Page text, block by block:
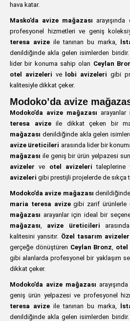
hava katar.
Masko’da avize mağazası
profesyonel hizmetleri ve geniş
teresa avize ile tanınan bu marka,
denildiğinde akla gelen isimlerden biridir.
lider bir konuma sahip olan Ceylan
otel avizeleri ve lobi avizeleri gibi
kalitesiyle dikkat çeker.
Modoko’da avize
Modoko’da avize mağazası arayanlar
teresa avizeile dikkat çeken bir
mağazası denildiğinde akla gelen
avize üreticileri arasında lider bir
mağazası ile geniş bir ürün yelpazesi
avizeler ve otel avizeleri taleplerine
avizeleri gibi prestijli projelerde de sıkça
Modoko’da avize mağazası denildiğinde
maria teresa avizegibi zarif ürünlerle
mağazası arayanlar için ideal bir
mağazası, avize üreticileri
kalitesini yansıtır. Özel tasarım avizeler
gerçeğe dönüştüren Ceylan Bronz, otel
gibi alanlarda profesyonel bir yaklaşım
dikkat çeker.
Modoko’da avize mağazası
geniş ürün yelpazesi ve profesyonel
teresa avize ile tanınan bu marka,
denildiğinde akla gelen isimlerden biridir.